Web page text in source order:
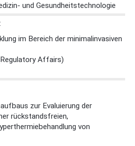
und Gesundheitstechnologie
im Bereich der minimalinvasiven
Affairs)
zur Evaluierung der
rückstandsfreien,
von